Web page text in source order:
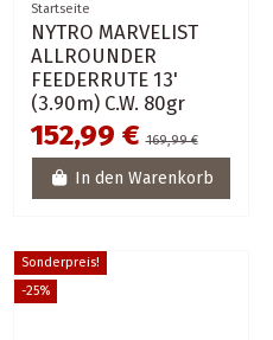
Startseite
NYTRO MARVELIST
ALLROUNDER
FEEDERRUTE 13'
(3.90m) C.W. 80gr
152,99 €169,99 €
In den Warenkorb
Sonderpreis!
-25%